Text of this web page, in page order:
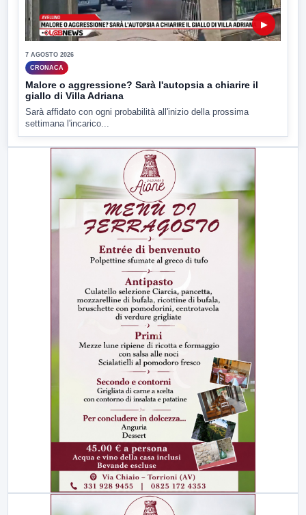
▶
7 AGOSTO 2026
CRONACA
Malore o aggressione? Sarà l'autopsia a chiarire il
giallo di Villa Adriana
Sarà affidato con ogni probabilità all'inizio della prossima
settimana l'incarico...